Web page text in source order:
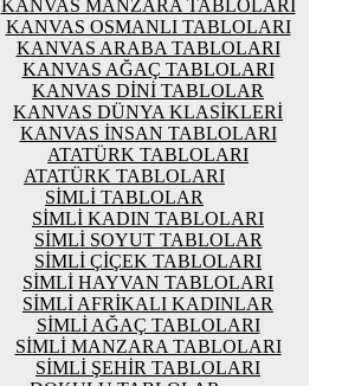
KANVAS MANZARA TABLOLARI
KANVAS OSMANLI TABLOLARI
KANVAS ARABA TABLOLARI
KANVAS AĞAÇ TABLOLARI
KANVAS DINI TABLOLAR
KANVAS DÜNYA KLASIKLERI
KANVAS İNSAN TABLOLARI
ATATÜRK TABLOLARI
ATATÜRK TABLOLARI
SIMLI TABLOLAR
SIMLI KADIN TABLOLARI
SIMLI SOYUT TABLOLAR
SIMLI ÇIÇEK TABLOLARI
SIMLI HAYVAN TABLOLARI
SIMLI AFRIKALI KADINLAR
SIMLI AĞAÇ TABLOLARI
SIMLI MANZARA TABLOLARI
SIMLI ŞEHIR TABLOLARI